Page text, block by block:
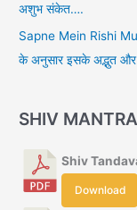
अशुभ संकेत….
Sapne Mein Rishi
के अनुसार इसके अद्भुत
SHIV MANTRA
Shiv
Download